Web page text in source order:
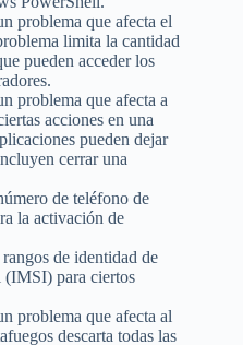
problema que afecta el
limita la cantidad
pueden acceder los
problema que afecta a
acciones en una
pueden dejar
cerrar una
de teléfono de
la activación de
de identidad de
para ciertos
problema que afecta al
descarta todas las